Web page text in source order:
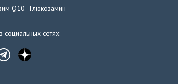
Q10 Глюкозамин
сетях: